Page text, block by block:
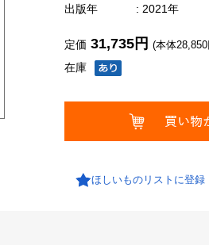
出版年 : 2021年
在庫
定価 31,735円 (本体
ほしいものリストに登録